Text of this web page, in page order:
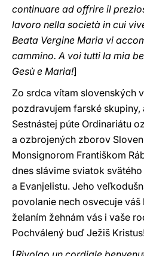
continuare ad offrire il
lavoro nella società in cui
Beata Vergine Maria vi
cammino. A voi tutti la mia
Gesù e Maria!]
Zo srdca vítam slovenských
pozdravujem farské
Sestnástej púte Ordinariátu
a ozbrojených zborov
Monsignorom Františkom
dnes slávime sviatok
a Evanjelistu. Jeho
povolanie nech osvecuje
želaním žehnám vás i vaše
Pochválený buď Ježiš